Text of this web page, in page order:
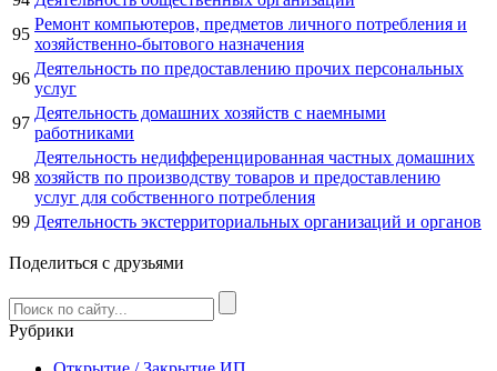
95
Ремонт компьютеров, предметов личного потребления и
хозяйственно-бытового назначения
96
Деятельность по предоставлению прочих персональных
услуг
97
Деятельность домашних хозяйств с наемными
работниками
98
Деятельность недифференцированная частных домашних
хозяйств по производству товаров и предоставлению
услуг для собственного потребления
99 Деятельность экстерриториальных организаций и органов
Поделиться с друзьями
Рубрики